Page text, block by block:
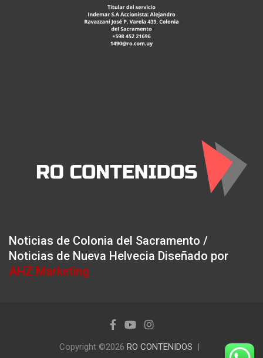
Noticias de Colonia del Sacramento /
Noticias de Nueva Helvecia Diseñado por
AHZ Marketing
Copyright ©2026 RO CONTENIDOS